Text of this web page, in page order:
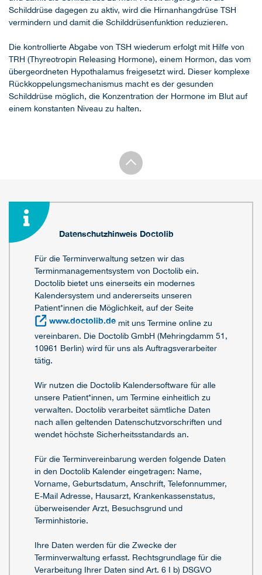
Schilddrüse dagegen zu aktiv, wird die Hirnanhangdrüse TSH
vermindern und damit die Schilddrüsenfunktion reduzieren.
Die kontrollierte Abgabe von TSH wiederum erfolgt mit Hilfe von
TRH (Thyreotropin Releasing Hormone), einem Hormon, das vom
übergeordneten Hypothalamus freigesetzt wird. Dieser komplexe
Rückkoppelungsmechanismus macht es der gesunden
Schilddrüse möglich, die Konzentration der Hormone im Blut auf
einem konstanten Niveau zu halten.
Datenschutzhinweis Doctolib
Für die Terminverwaltung setzen wir das
Terminmanagementsystem von Doctolib ein.
Doctolib bietet uns einerseits ein modernes
Kalendersystem und andererseits unseren
Patient*innen die Möglichkeit, auf der Seite
www.doctolib.de mit uns Termine online zu
vereinbaren. Die Doctolib GmbH (Mehringdamm 51,
10961 Berlin) wird für uns als Auftragsverarbeiter
tätig.
Wir nutzen die Doctolib Kalendersoftware für alle
unsere Patient*innen, um Termine einheitlich zu
verwalten. Doctolib verarbeitet sämtliche Daten
nach allen geltenden Datenschutzvorschriften und
wendet höchste Sicherheitsstandards an.
Für die Terminvereinbarung werden folgende Daten
in den Doctolib Kalender eingetragen: Name,
Vorname, Geburtsdatum, Anschrift, Telefonnummer,
E-Mail Adresse, Hausarzt, Krankenkassenstatus,
überweisender Arzt, Besuchsgrund und
Terminhistorie.
Ihre Daten werden für die Zwecke der
Terminverwaltung erfasst. Rechtsgrundlage für die
Verarbeitung Ihrer Daten sind Art. 6 I b) DSGVO